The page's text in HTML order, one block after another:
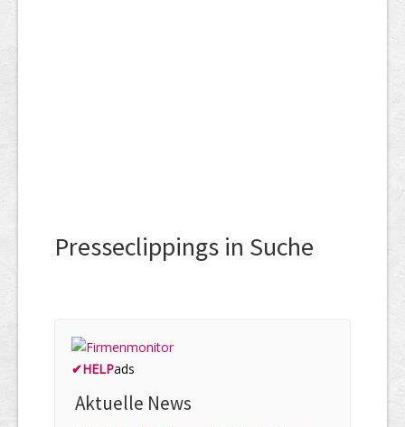
Presseclippings in Suche
✔HELPads
Aktuelle News